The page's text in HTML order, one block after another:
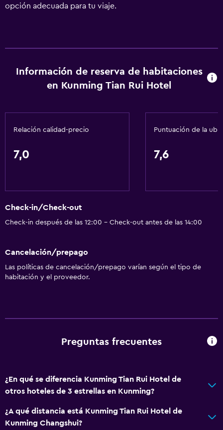
opción adecuada para tu viaje.
Información de reserva de habitaciones
en Kunming Tian Rui Hotel
Relación calidad-precio
7,0
Puntuación de la
7,6
Check-in/Check-out
Check-in después de las 12:00 - Check-out antes de las 14:00
Cancelación/prepago
Las políticas de cancelación/prepago varían según el tipo de
habitación y el proveedor.
Preguntas frecuentes
¿En qué se diferencia Kunming Tian Rui Hotel de
otros hoteles de 3 estrellas en Kunming?
¿A qué distancia está Kunming Tian Rui Hotel de
Kunming Changshui?